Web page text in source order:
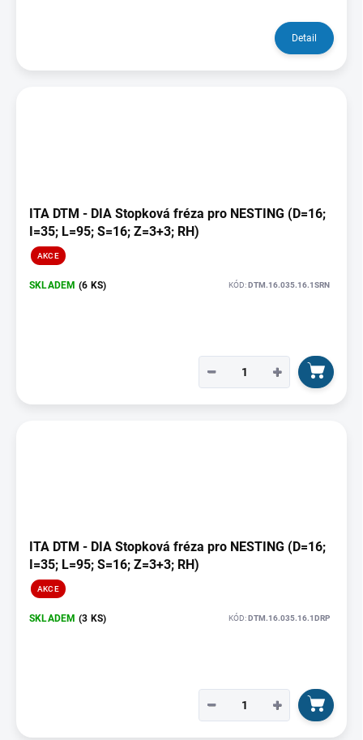
Detail
ITA DTM - DIA Stopková fréza pro NESTING (D=16;
I=35; L=95; S=16; Z=3+3; RH)
AKCE
SKLADEM (6 KS) KÓD:DTM.16.035.16.1SRN
+
−
ITA DTM - DIA Stopková fréza pro NESTING (D=16;
I=35; L=95; S=16; Z=3+3; RH)
AKCE
SKLADEM (3 KS) KÓD:DTM.16.035.16.1DRP
+
−